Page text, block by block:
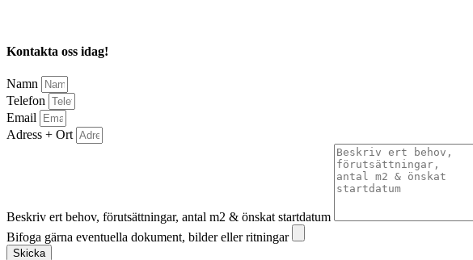
Kontakta oss idag!
Namn
Telefon
Email
Adress + Ort
Beskriv ert behov, förutsättningar, antal m2 & önskat startdatum
Bifoga gärna eventuella dokument, bilder eller ritningar
Skicka